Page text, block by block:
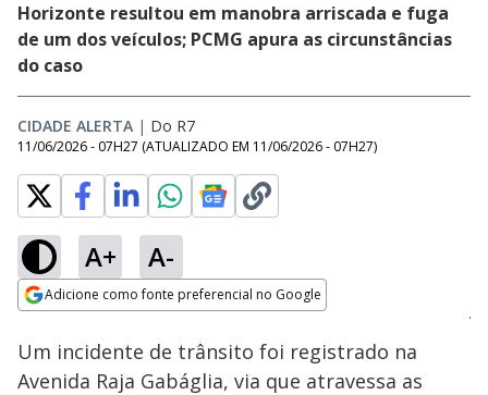
Horizonte resultou em manobra arriscada e fuga
de um dos veículos; PCMG apura as circunstâncias
do caso
CIDADE ALERTA | Do R7
11/06/2026 - 07H27 (ATUALIZADO EM 11/06/2026 - 07H27)
A+ A-
Adicione como fonte preferencial no Google
Ativar
Loaded
25.46%
Um incidente de trânsito foi registrado na
Avenida Raja Gabáglia, via que atravessa as